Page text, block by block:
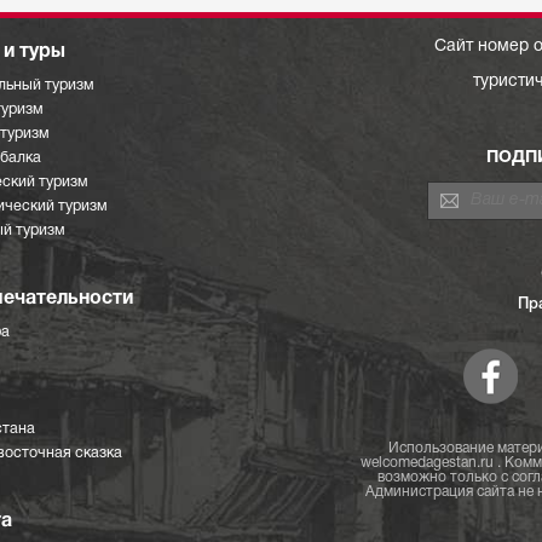
туры
туризм
туризм
туризм
туризм
сказка
Сайт номер
Использование
welcomedagestan.ru .
возможно только с
Администрация сайта не